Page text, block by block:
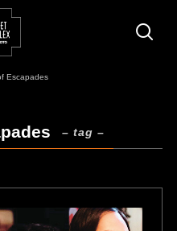
Escapades
– tag –